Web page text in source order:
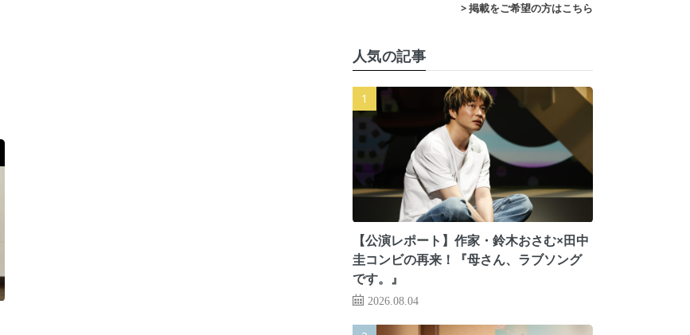
> 掲載をご希望の方はこちら
人気の記事
【公演レポート】作家・鈴木おさむ×田中
圭コンビの再来！『母さん、ラブソング
です。』
2026.08.04